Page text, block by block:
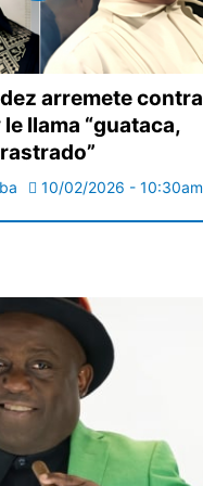
arremete contra
llama “guataca,
10/02/2026 - 10:30am